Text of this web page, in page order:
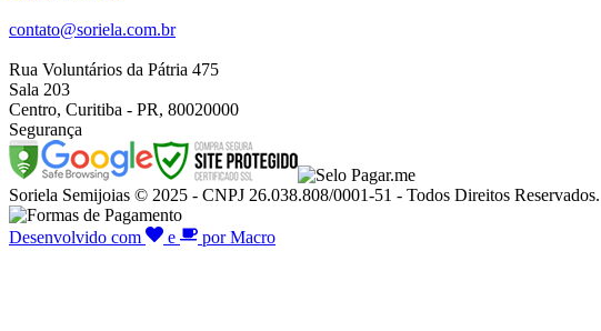
contato@soriela.com.br
Rua Voluntários da Pátria 475
Sala 203
Centro, Curitiba - PR, 80020000
Segurança
Soriela Semijoias © 2025 - CNPJ 26.038.808/0001-51 - Todos Direitos Reservados.
Desenvolvido com e por Macro